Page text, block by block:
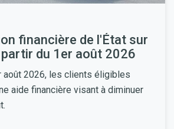
financière de l'État sur
du 1er août 2026
août 2026, les clients éligibles
aide financière visant à diminuer